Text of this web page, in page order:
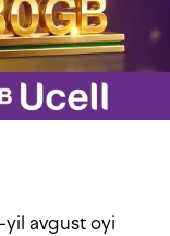
avgust oyi